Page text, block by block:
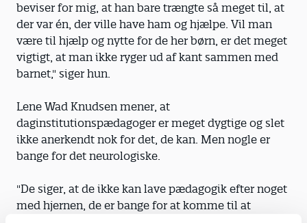
beviser for mig, at han bare trængte så meget til, at
der var én, der ville have ham og hjælpe. Vil man
være til hjælp og nytte for de her børn, er det meget
vigtigt, at man ikke ryger ud af kant sammen med
barnet," siger hun.
Lene Wad Knudsen mener, at
daginstitutionspædagoger er meget dygtige og slet
ikke anerkendt nok for det, de kan. Men nogle er
bange for det neurologiske.
"De siger, at de ikke kan lave pædagogik efter noget
med hjernen, de er bange for at komme til at